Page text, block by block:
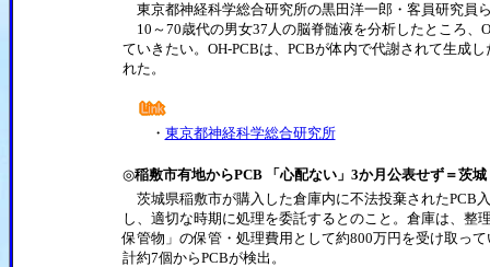
東京都神経科学総合研究所の黒田洋一郎・客員研究員
10～70歳代の男女37人の脳脊髄液を分析したところ、
ていきたい。OH-PCBは、PCBが体内で代謝されて生成
れた。
・ 東京都神経科学総合研究所
◎稲敷市有地からPCB 「心配ない」3か月公表せず＝茨城
茨城県稲敷市が購入した倉庫内に不法投棄されたPCB
し、適切な時期に処理を委託するとのこと。倉庫は、整
保管物」の保管・処理費用として約800万円を受け取っ
計約7個からPCBが検出。